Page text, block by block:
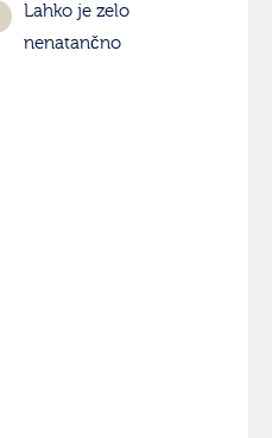
Lahko je zelo
nenatančno